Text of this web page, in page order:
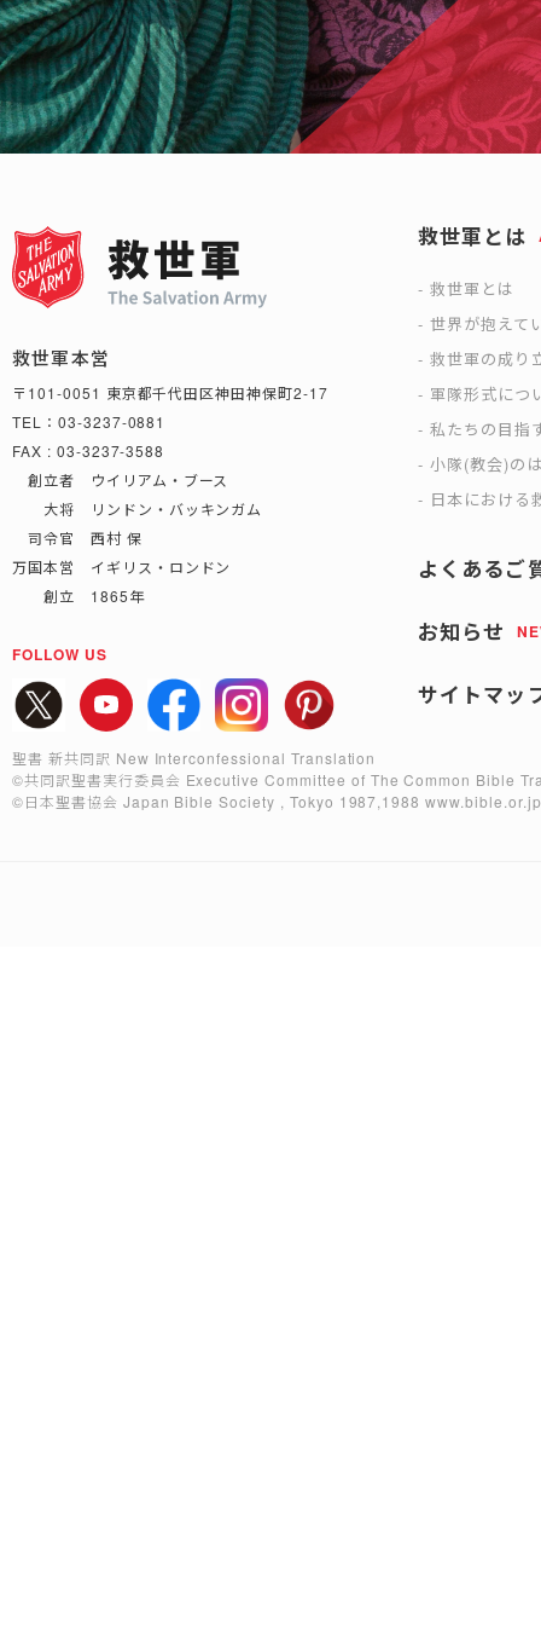
救世軍本営
〒101-0051 東京都千代田区神田神保町2-17
TEL：03-3237-0881
FAX : 03-3237-3588
創立者 ウイリアム・ブース
大将 リンドン・バッキンガム
司令官 西村 保
万国本営 イギリス・ロンドン
創立 1865年
FOLLOW US
救世軍とは
救世軍とは
世界が抱えて
救世軍の成り
軍隊形式につ
私たちの目指
小隊(教会)の
日本における
よくあるご
お知らせ
サイトマッ
聖書 新共同訳 New Interconfessional Translation
©共同訳聖書実行委員会 Executive Committee of The Common Bible
©日本聖書協会 Japan Bible Society , Tokyo 1987,1988www.bible.or.jp